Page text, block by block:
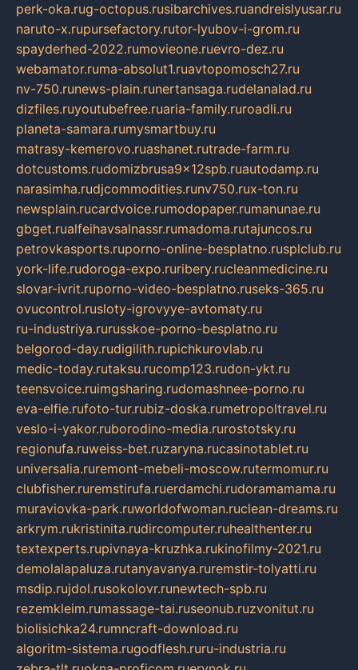
perk-oka.rug-octopus.rusibarchives.ruandreislyusar.ru
naruto-x.rupursefactory.rutor-lyubov-i-grom.ru
spayderhed-2022.rumovieone.ruevro-dez.ru
webamator.ruma-absolut1.ruavtopomosch27.ru
nv-750.runews-plain.runertansaga.rudelanalad.ru
dizfiles.ruyoutubefree.ruaria-family.ruroadli.ru
planeta-samara.rumysmartbuy.ru
matrasy-kemerovo.ruashanet.rutrade-farm.ru
dotcustoms.rudomizbrusa9x12spb.ruautodamp.ru
narasimha.rudjcommodities.runv750.rux-ton.ru
newsplain.rucardvoice.rumodopaper.rumanunae.ru
gbget.rualfeihavsalnassr.rumadoma.rutajuncos.ru
petrovkasports.ruporno-online-besplatno.rusplclub.ru
york-life.rudoroga-expo.ruribery.rucleanmedicine.ru
slovar-ivrit.ruporno-video-besplatno.ruseks-365.ru
ovucontrol.rusloty-igrovyye-avtomaty.ru
ru-industriya.rurusskoe-porno-besplatno.ru
belgorod-day.rudigilith.rupichkurovlab.ru
medic-today.rutaksu.rucomp123.rudon-ykt.ru
teensvoice.ruimgsharing.rudomashnee-porno.ru
eva-elfie.rufoto-tur.rubiz-doska.rumetropoltravel.ru
veslo-i-yakor.ruborodino-media.rurostotsky.ru
regionufa.ruweiss-bet.ruzaryna.rucasinotablet.ru
universalia.ruremont-mebeli-moscow.rutermomur.ru
clubfisher.ruremstirufa.ruerdamchi.rudoramamama.ru
muraviovka-park.ruworldofwoman.ruclean-dreams.ru
arkrym.rukristinita.rudircomputer.ruhealthenter.ru
textexperts.rupivnaya-kruzhka.rukinofilmy-2021.ru
demolalapaluza.rutanyavanya.ruremstir-tolyatti.ru
msdip.rujdol.rusokolovr.runewtech-spb.ru
rezemkleim.rumassage-tai.ruseonub.ruzvonitut.ru
biolisichka24.rumncraft-download.ru
algoritm-sistema.rugodflesh.ruru-industria.ru